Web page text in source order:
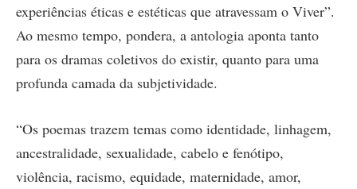
experiências éticas e estéticas que atravessam o Viver”.
Ao mesmo tempo, pondera, a antologia aponta tanto
para os dramas coletivos do existir, quanto para uma
profunda camada da subjetividade.
“Os poemas trazem temas como identidade, linhagem,
ancestralidade, sexualidade, cabelo e fenótipo,
violência, racismo, equidade, maternidade, amor,